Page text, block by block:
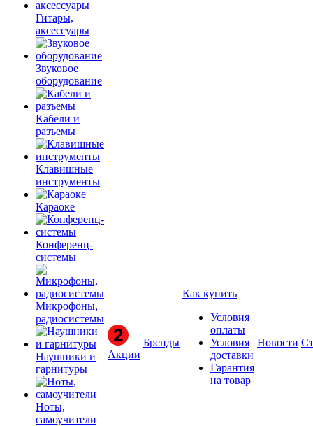
Гитары,
аксессуары
Звуковое
оборудование
Кабели и
разъемы
Клавишные
инструменты
Караоке
Конференц-
системы
Микрофоны,
радиосистемы
Наушники и
гарнитуры
Ноты,
самоучители
Акции
Бренды
Как купить
Условия
оплаты
Условия
доставки
Гарантия
на товар
Новости